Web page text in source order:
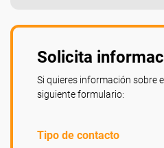
Solicita
Si quieres información sobre
siguiente formulario:
Tipo de contacto